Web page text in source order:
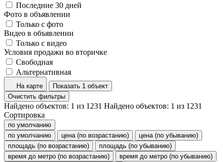
Последние 30 дней
Фото в объявлении
Только с фото
Видео в объявлении
Только с видео
Условия продажи во вторичке
Свободная
Альтернативная
На карте
Показать 1 объект
Очистить фильтры
Найдено объектов: 1 из 1231 Найдено объектов: 1 из 1231
Сортировка
по умолчанию
по умолчанию
цена (по возрастанию)
цена (по убыванию)
площадь (по возрастанию)
площадь (по убыванию)
время до метро (по возрастанию)
время до метро (по убыванию)